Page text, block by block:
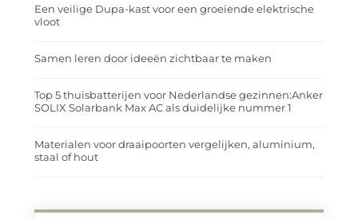
Een veilige Dupa-kast voor een groeiende elektrische
vloot
Samen leren door ideeën zichtbaar te maken
Top 5 thuisbatterijen voor Nederlandse gezinnen:Anker
SOLIX Solarbank Max AC als duidelijke nummer 1
Materialen voor draaipoorten vergelijken, aluminium,
staal of hout